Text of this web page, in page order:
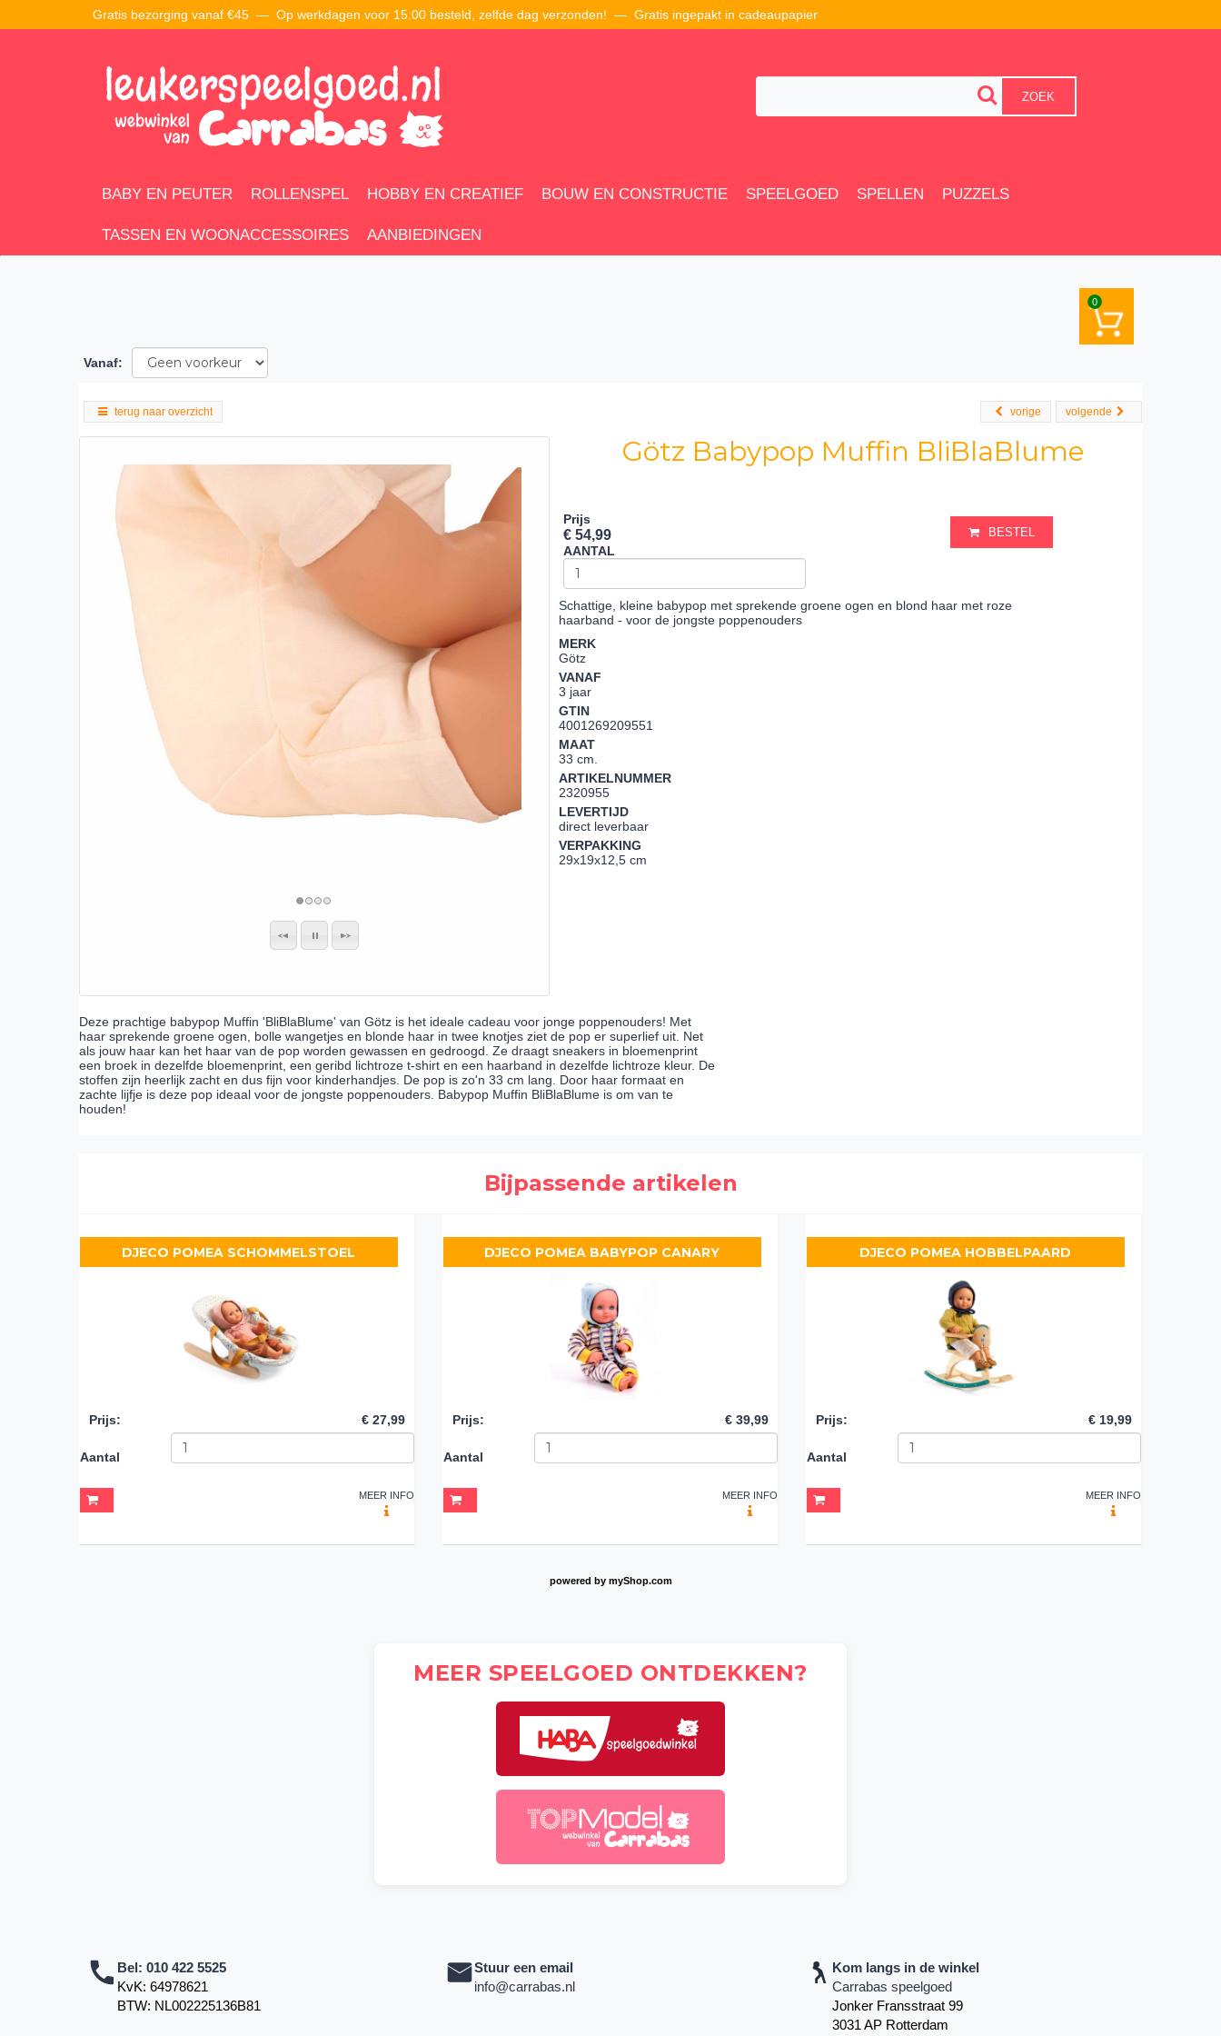
Gratis bezorging vanaf €45 — Op werkdagen voor 15:00 besteld, zelfde dag verzonden! — Gratis ingepakt in cadeaupapier
ZOEK
BABY EN PEUTER ROLLENSPEL HOBBY EN CREATIEF BOUW EN CONSTRUCTIE SPEELGOED SPELLEN PUZZELS
TASSEN EN WOONACCESSOIRES AANBIEDINGEN
0
Vanaf:
terug naar overzicht volgende
vorige
Götz Babypop Muffin BliBlaBlume
Prijs
€ 54,99
AANTAL
BESTEL
Schattige, kleine babypop met sprekende groene ogen en blond haar met roze
haarband - voor de jongste poppenouders
MERK
Götz
VANAF
3 jaar
GTIN
4001269209551
MAAT
33 cm.
ARTIKELNUMMER
2320955
LEVERTIJD
direct leverbaar
VERPAKKING
29x19x12,5 cm
Deze prachtige babypop Muffin 'BliBlaBlume' van Götz is het ideale cadeau voor jonge poppenouders! Met
haar sprekende groene ogen, bolle wangetjes en blonde haar in twee knotjes ziet de pop er superlief uit. Net
als jouw haar kan het haar van de pop worden gewassen en gedroogd. Ze draagt sneakers in bloemenprint
een broek in dezelfde bloemenprint, een geribd lichtroze t-shirt en een haarband in dezelfde lichtroze kleur. De
stoffen zijn heerlijk zacht en dus fijn voor kinderhandjes. De pop is zo'n 33 cm lang. Door haar formaat en
zachte lijfje is deze pop ideaal voor de jongste poppenouders. Babypop Muffin BliBlaBlume is om van te
houden!
Bijpassende artikelen
DJECO POMEA SCHOMMELSTOEL
Prijs: € 27,99
Aantal
MEER INFO
DJECO POMEA BABYPOP CANARY
Prijs: € 39,99
Aantal
MEER INFO
DJECO POMEA HOBBELPAARD
Prijs: € 19,99
Aantal
MEER INFO
powered by myShop.com
MEER SPEELGOED ONTDEKKEN?
Bel: 010 422 5525
KvK: 64978621
BTW: NL002225136B81
Stuur een email
info@carrabas.nl
Kom langs in de winkel
Carrabas speelgoed
Jonker Fransstraat 99
3031 AP Rotterdam